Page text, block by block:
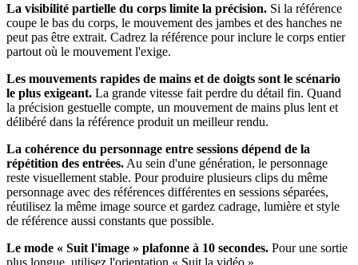
La visibilité partielle du corps limite la précision. Si la référence
coupe le bas du corps, le mouvement des jambes et des hanches ne
peut pas être extrait. Cadrez la référence pour inclure le corps entier
partout où le mouvement l'exige.
Les mouvements rapides de mains et de doigts sont le scénario
le plus exigeant. La grande vitesse fait perdre du détail fin. Quand
la précision gestuelle compte, un mouvement de mains plus lent et
délibéré dans la référence produit un meilleur rendu.
La cohérence du personnage entre sessions dépend de la
répétition des entrées. Au sein d'une génération, le personnage
reste visuellement stable. Pour produire plusieurs clips du même
personnage avec des références différentes en sessions séparées,
réutilisez la même image source et gardez cadrage, lumière et style
de référence aussi constants que possible.
Le mode « Suit l'image » plafonne à 10 secondes. Pour une sortie
plus longue, utilisez l'orientation « Suit la vidéo ».